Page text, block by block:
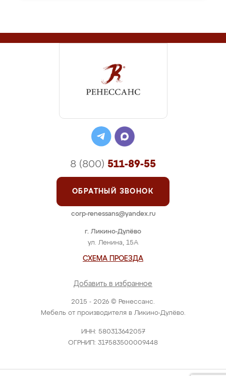
2015 - 2026 © Ренессанс.
Мебель от производителя в Ликино-Дулёво.
ИНН: 580313642057
ОГРНИП: 317583500009448
г. Ликино-Дулёво
ул. Ленина, 15А
СХЕМА ПРОЕЗДА
Добавить в избранное
8 (800) 511-89-55
ОБРАТНЫЙ ЗВОНОК
corp-renessans@yandex.ru